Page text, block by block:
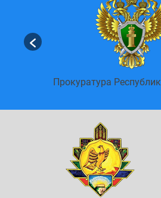
Прокуратура